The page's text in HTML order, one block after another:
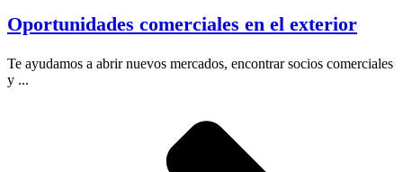
Oportunidades comerciales en el exterior
Te ayudamos a abrir nuevos mercados, encontrar socios comerciales
y ...